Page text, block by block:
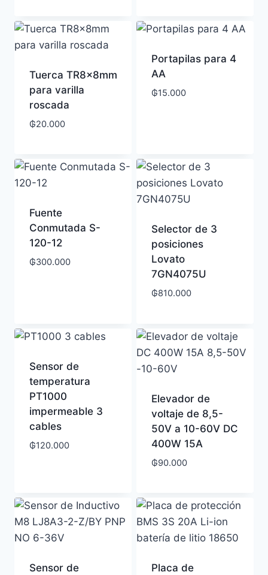
Tuerca TR8x8mm
para varilla
roscada
₲20.000
Portapilas para 4
AA
₲15.000
Fuente
Conmutada S-
120-12
₲300.000
Selector de 3
posiciones
Lovato
7GN4075U
₲810.000
Sensor de
temperatura
PT1000
impermeable 3
cables
₲120.000
Elevador de
voltaje de 8,5-
50V a 10-60V DC
400W 15A
₲90.000
Sensor de
Placa de